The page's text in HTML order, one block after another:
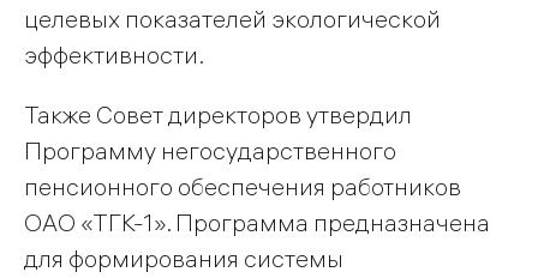
целевых показателей экологической
эффективности.
Также Совет директоров утвердил
Программу негосударственного
пенсионного обеспечения работников
ОАО «ТГК-1». Программа предназначена
для формирования системы